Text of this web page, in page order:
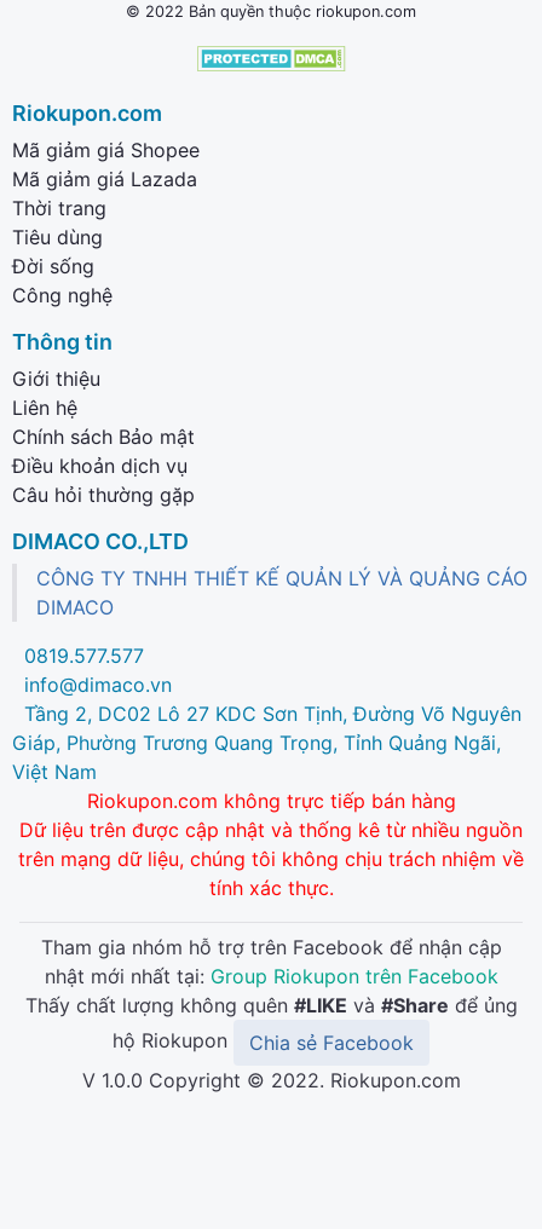
© 2022 Bản quyền thuộc riokupon.com
Riokupon.com
Mã giảm giá Shopee
Mã giảm giá Lazada
Thời trang
Tiêu dùng
Đời sống
Công nghệ
Thông tin
Giới thiệu
Liên hệ
Chính sách Bảo mật
Điều khoản dịch vụ
Câu hỏi thường gặp
DIMACO CO.,LTD
CÔNG TY TNHH THIẾT KẾ QUẢN LÝ VÀ QUẢNG CÁO
DIMACO
0819.577.577
info@dimaco.vn
Tầng 2, DC02 Lô 27 KDC Sơn Tịnh, Đường Võ Nguyên
Giáp, Phường Trương Quang Trọng, Tỉnh Quảng Ngãi,
Việt Nam
Riokupon.com không trực tiếp bán hàng
Dữ liệu trên được cập nhật và thống kê từ nhiều nguồn
trên mạng dữ liệu, chúng tôi không chịu trách nhiệm về
tính xác thực.
Tham gia nhóm hỗ trợ trên Facebook để nhận cập
nhật mới nhất tại: Group Riokupon trên Facebook
Thấy chất lượng không quên #LIKE và #Share để ủng
hộ Riokupon
Chia sẻ Facebook
V 1.0.0 Copyright © 2022. Riokupon.com